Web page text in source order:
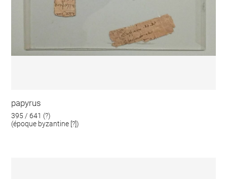
papyrus
395 / 641 (?)
(époque byzantine [?])